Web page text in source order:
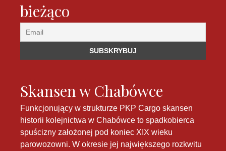
bieżąco
Skansen w Chabówce
Funkcjonujący w strukturze PKP Cargo skansen
historii kolejnictwa w Chabówce to spadkobierca
spuścizny założonej pod koniec XIX wieku
parowozowni. W okresie jej największego rozkwitu